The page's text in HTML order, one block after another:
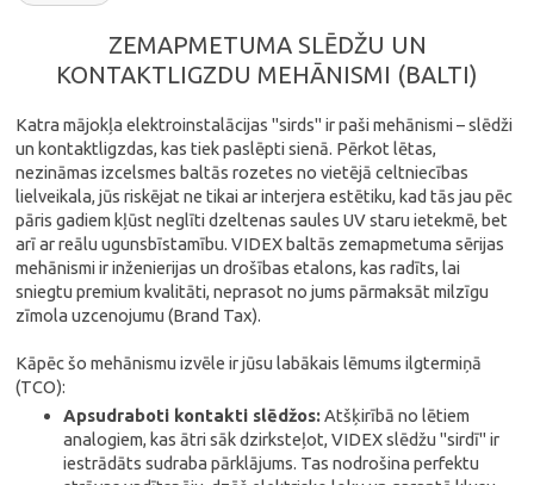
ZEMAPMETUMA SLĒDŽU UN
KONTAKTLIGZDU MEHĀNISMI (BALTI)
Katra mājokļa elektroinstalācijas "sirds" ir paši mehānismi – slēdži
un kontaktligzdas, kas tiek paslēpti sienā. Pērkot lētas,
nezināmas izcelsmes baltās rozetes no vietējā celtniecības
lielveikala, jūs riskējat ne tikai ar interjera estētiku, kad tās jau pēc
pāris gadiem kļūst neglīti dzeltenas saules UV staru ietekmē, bet
arī ar reālu ugunsbīstamību. VIDEX baltās zemapmetuma sērijas
mehānismi ir inženierijas un drošības etalons, kas radīts, lai
sniegtu premium kvalitāti, neprasot no jums pārmaksāt milzīgu
zīmola uzcenojumu (Brand Tax).
Kāpēc šo mehānismu izvēle ir jūsu labākais lēmums ilgtermiņā
(TCO):
Apsudraboti kontakti slēdžos:Atšķirībā no lētiem
analogiem, kas ātri sāk dzirksteļot, VIDEX slēdžu "sirdī" ir
iestrādāts sudraba pārklājums. Tas nodrošina perfektu